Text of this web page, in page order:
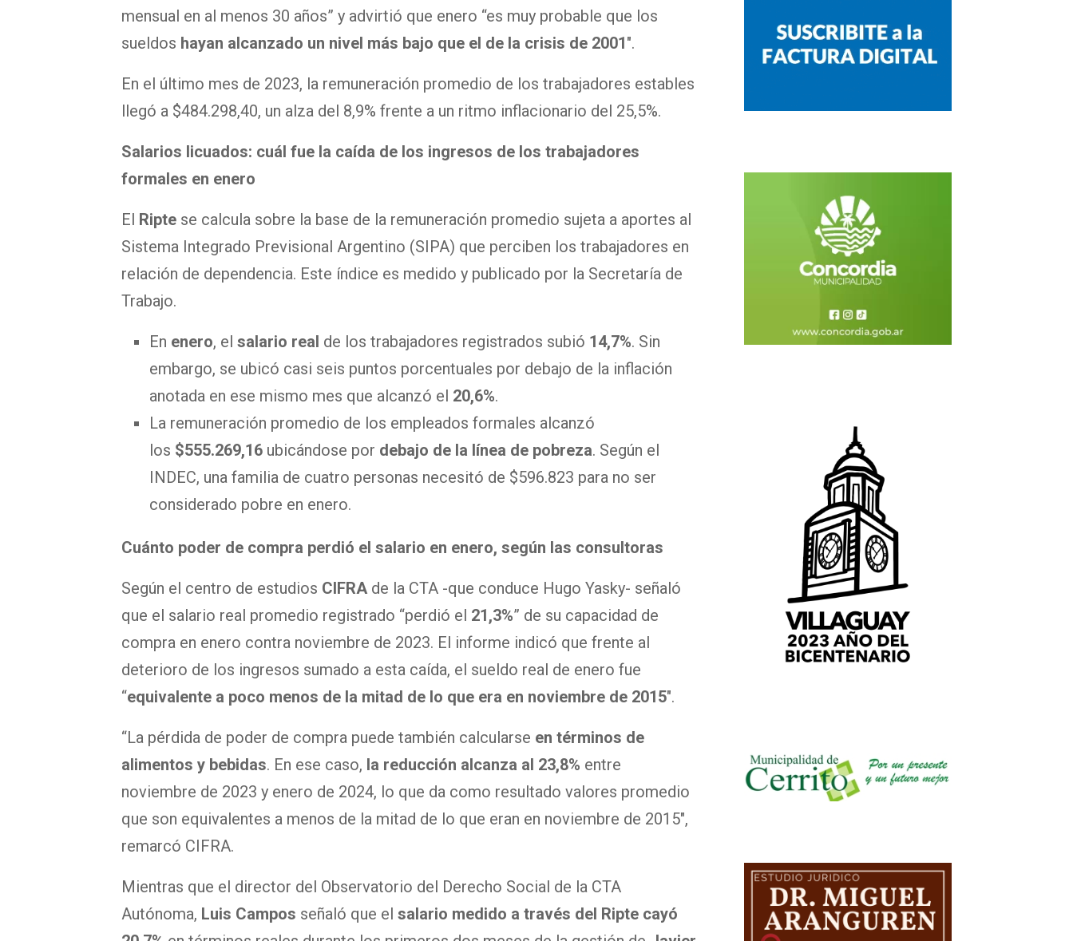
mensual en al menos 30 años” y advirtió que enero “es muy probable que los
sueldos hayan alcanzado un nivel más bajo que el de la crisis de 2001 ″.
En el último mes de 2023, la remuneración promedio de los trabajadores estables
llegó a $484.298,40, un alza del 8,9% frente a un ritmo inflacionario del 25,5%.
Salarios licuados: cuál fue la caída de los ingresos de los trabajadores
formales en enero
El Ripte se calcula sobre la base de la remuneración promedio sujeta a aportes al
Sistema Integrado Previsional Argentino (SIPA) que perciben los trabajadores en
relación de dependencia. Este índice es medido y publicado por la Secretaría de
Trabajo.
En enero, el salario real de los trabajadores registrados subió 14,7%. Sin
embargo, se ubicó casi seis puntos porcentuales por debajo de la inflación
anotada en ese mismo mes que alcanzó el 20,6%.
La remuneración promedio de los empleados formales alcanzó
los $555.269,16 ubicándose por debajo de la línea de pobreza. Según el
INDEC, una familia de cuatro personas necesitó de $596.823 para no ser
considerado pobre en enero.
Cuánto poder de compra perdió el salario en enero, según las consultoras
Según el centro de estudios CIFRA de la CTA -que conduce Hugo Yasky- señaló
que el salario real promedio registrado “perdió el 21,3%” de su capacidad de
compra en enero contra noviembre de 2023. El informe indicó que frente al
deterioro de los ingresos sumado a esta caída, el sueldo real de enero fue
“equivalente a poco menos de la mitad de lo que era en noviembre de 2015″.
“La pérdida de poder de compra puede también calcularse en términos de
alimentos y bebidas. En ese caso, la reducción alcanza al 23,8% entre
noviembre de 2023 y enero de 2024, lo que da como resultado valores promedio
que son equivalentes a menos de la mitad de lo que eran en noviembre de 2015″,
remarcó CIFRA.
Mientras que el director del Observatorio del Derecho Social de la CTA
Autónoma, Luis Campos señaló que el salario medido a través del Ripte cayó